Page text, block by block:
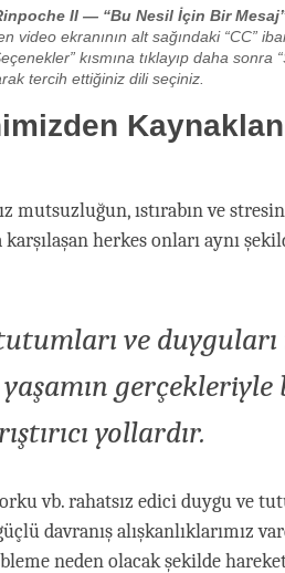
II — “Bu Nesil İçin Bir
ekranının alt sağındaki “CC”
kısmına tıklayıp daha sonra
tercih ettiğiniz dili seçiniz.
mutsuzluğun, ıstırabın ve
herkes onları aynı
ve
gerçekleriyle
yollardır.
vb. rahatsız edici duygu ve
davranış alışkanlıklarımız
neden olacak şekilde